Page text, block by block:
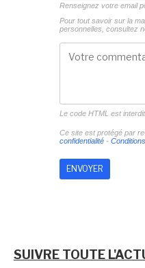
Renseignez votre email
Pour tout savoir sur la
personnelles, consultez
Le code HTML est
Ce site est protégé par
confidentialité-
SUIVRE TOUTE